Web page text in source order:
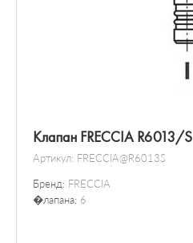
Клапан FRECCIA R6013/S
Артикул: FRECCIA@R6013S
Бренд: FRECCIA
�лапана: 6